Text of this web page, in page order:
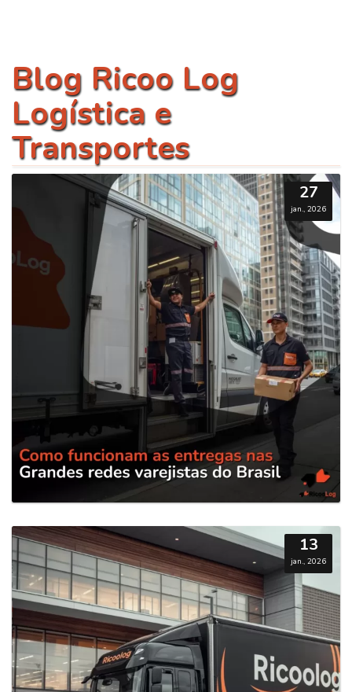
Blog Ricoo Log
Logística e
Transportes
27
jan., 2026
13
jan., 2026